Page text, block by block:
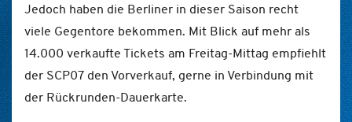
Jedoch haben die Berliner in dieser Saison recht
viele Gegentore bekommen. Mit Blick auf mehr als
14.000 verkaufte Tickets am Freitag-Mittag empfiehlt
der SCP07 den Vorverkauf, gerne in Verbindung mit
der Rückrunden-Dauerkarte.